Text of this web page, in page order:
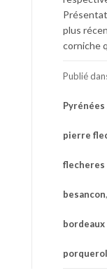
plus
corniche
Publié
pierre
besancon,
bordeaux